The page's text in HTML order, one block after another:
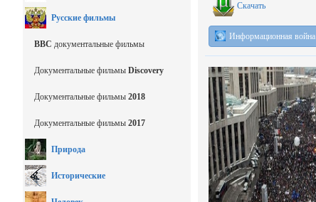
Русские фильмы
BBC документальные фильмы
Документальные фильмы Discovery
Документальные фильмы 2018
Документальные фильмы 2017
Природа
Исторические
Скачать
Информационная война